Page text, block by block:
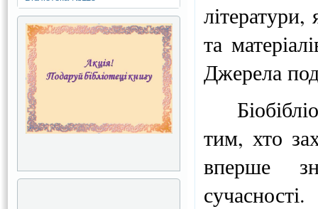
та
Джерела
тим, хто
вперше
сучасності.